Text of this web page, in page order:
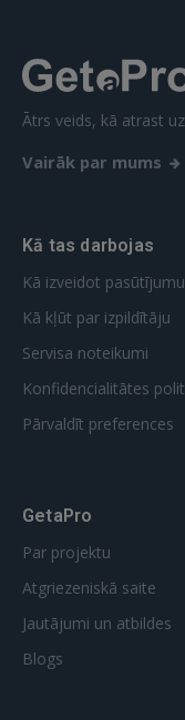
Ātrs veids, kā atrast
Vairāk par mums
Kā tas darbojas
Kā izveidot pasūtījumu
Kā kļūt par izpildītāju
Servisa noteikumi
Konfidencialitātes
Pārvaldīt preferences
GetaPro
Par projektu
Atgriezeniskā saite
Jautājumi un atbildes
Blogs